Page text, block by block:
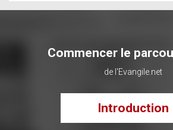
Commencer le
de l'Evangile.net
Introduction